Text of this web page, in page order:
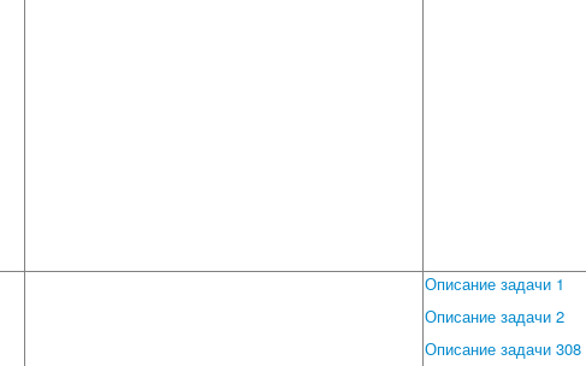
Описание задачи 1
Описание задачи 2
Описание задачи 308